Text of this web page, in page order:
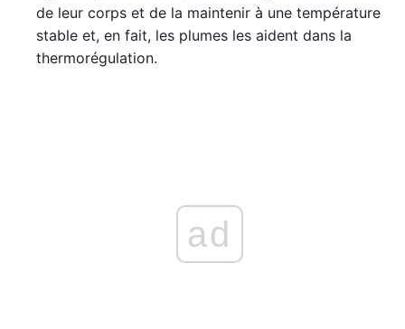
de leur corps et de la maintenir à une température
stable et, en fait, les plumes les aident dans la
thermorégulation.
ad